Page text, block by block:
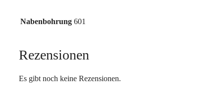
Nabenbohrung 601
Rezensionen
Es gibt noch keine Rezensionen.